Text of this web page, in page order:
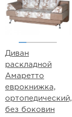
Диван
раскладной
Амаретто
еврокнижка,
ортопедический,
без боковин